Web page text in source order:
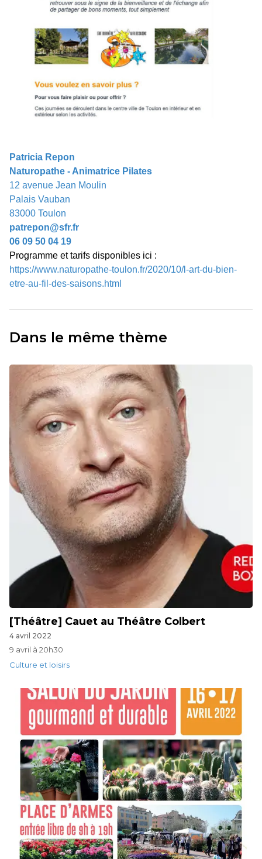
Patricia Repon
Naturopathe - Animatrice Pilates
12 avenue Jean Moulin
Palais Vauban
83000 Toulon
patrepon@sfr.fr
06 09 50 04 19
Programme et tarifs disponibles ici :
https://www.naturopathe-toulon.fr/2020/10/l-art-du-bien-
etre-au-fil-des-saisons.html
Dans le même thème
[Théâtre] Cauet au Théâtre Colbert
4 avril 2022
9 avril à 20h30
Culture et loisirs